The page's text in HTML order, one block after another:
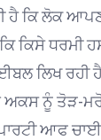
ਹੈ ਕਿ ਲੋਕ
ਕਿ ਕਿਸੇ ਧਰਮੀ
ਲਿਖ
ਅਕਸ ਨੂੰ ਤੋੜ-
ਆਫ